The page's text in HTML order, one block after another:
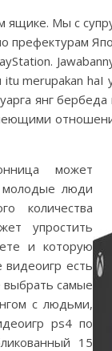
ящике. Мы с
префектурам
merupakan
янг
может
молодые люди
количества
упростить
и которую
есть
самые
с людьми,
ps4 по
15